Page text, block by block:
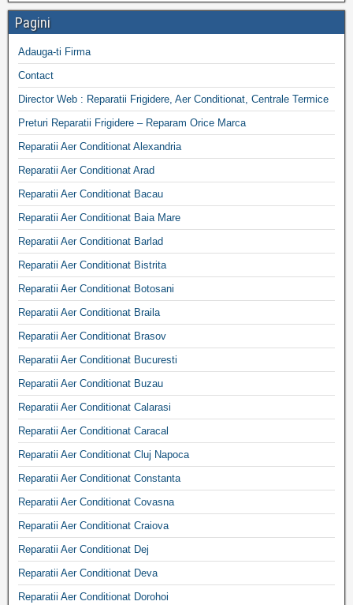
Pagini
Adauga-ti Firma
Contact
Director Web : Reparatii Frigidere, Aer Conditionat, Centrale Termice
Preturi Reparatii Frigidere – Reparam Orice Marca
Reparatii Aer Conditionat Alexandria
Reparatii Aer Conditionat Arad
Reparatii Aer Conditionat Bacau
Reparatii Aer Conditionat Baia Mare
Reparatii Aer Conditionat Barlad
Reparatii Aer Conditionat Bistrita
Reparatii Aer Conditionat Botosani
Reparatii Aer Conditionat Braila
Reparatii Aer Conditionat Brasov
Reparatii Aer Conditionat Bucuresti
Reparatii Aer Conditionat Buzau
Reparatii Aer Conditionat Calarasi
Reparatii Aer Conditionat Caracal
Reparatii Aer Conditionat Cluj Napoca
Reparatii Aer Conditionat Constanta
Reparatii Aer Conditionat Covasna
Reparatii Aer Conditionat Craiova
Reparatii Aer Conditionat Dej
Reparatii Aer Conditionat Deva
Reparatii Aer Conditionat Dorohoi